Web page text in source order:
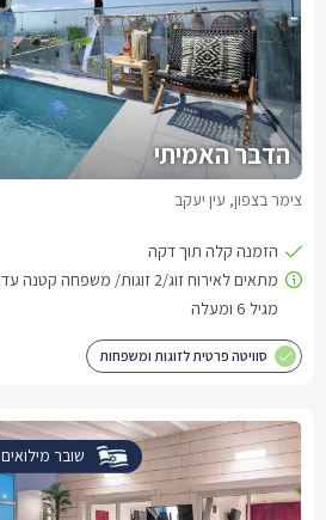
הדבר האמיתי
צימר בצפון, עין יעקב
סוויטה פרטית לזוגות ומשפחות
שובר מילואים